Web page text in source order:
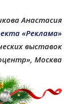
Анастасия
«Реклама»
выставок
Москва